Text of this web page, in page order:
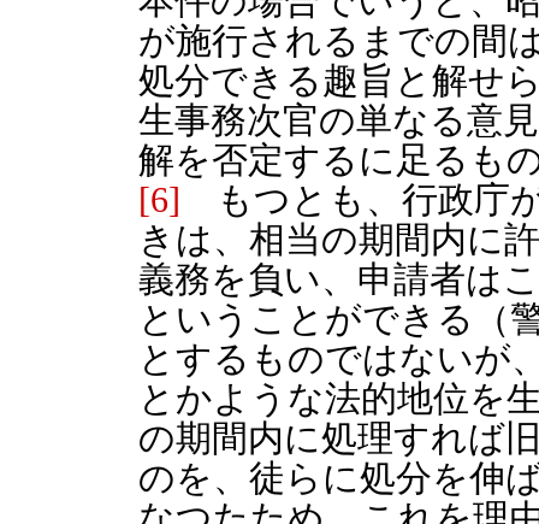
が施行されるまでの間
処分できる趣旨と解せ
生事務次官の単なる意
解を否定するに足るも
[6] もつとも、行政庁
きは、相当の期間内に
義務を負い、申請者は
ということができる（
とするものではないが
とかような法的地位を
の期間内に処理すれば
のを、徒らに処分を伸